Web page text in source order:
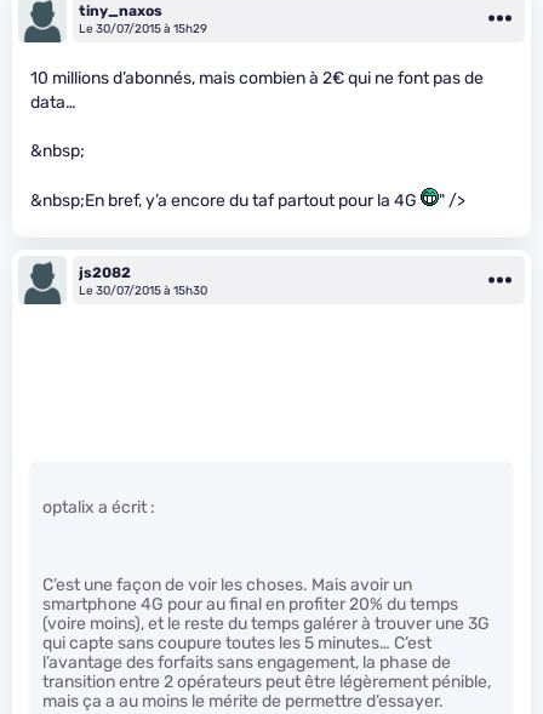
tiny_naxos
Le 30/07/2015 à 15h29
10 millions d’abonnés, mais combien à 2€ qui ne font pas de
data…
&nbsp;
&nbsp;En bref, y’a encore du taf partout pour la 4G " />
js2082
Le 30/07/2015 à 15h30
optalix a écrit :
C’est une façon de voir les choses. Mais avoir un
smartphone 4G pour au final en profiter 20% du temps
(voire moins), et le reste du temps galérer à trouver une 3G
qui capte sans coupure toutes les 5 minutes… C’est
l’avantage des forfaits sans engagement, la phase de
transition entre 2 opérateurs peut être légèrement pénible,
mais ça a au moins le mérite de permettre d’essayer.